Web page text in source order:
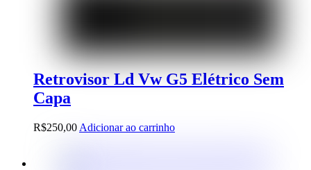
Retrovisor Ld Vw G5 Elétrico Sem
Capa
R$250,00 Adicionar ao carrinho